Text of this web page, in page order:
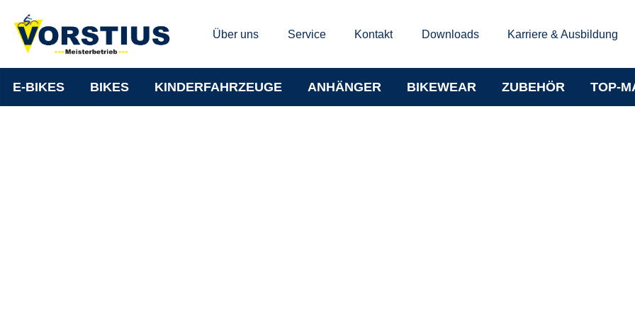
Über uns Service Kontakt Downloads Karriere & Ausbildung
E-BIKES BIKES KINDERFAHRZEUGE ANHÄNGER BIKEWEAR ZUBEHÖR TOP-